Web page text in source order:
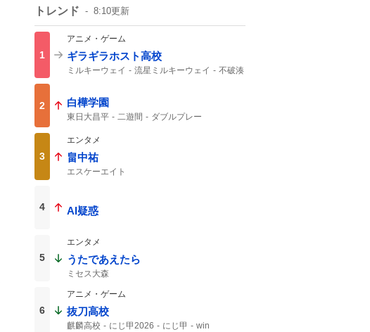
トレンド 8:10更新
1
アニメ・ゲーム
ギラギラホスト高校
ミルキーウェイ 流星ミルキーウェイ 不破湊
2 白樺学園
東日大昌平 二遊間
ダブルプレー
グラブトス
スーパープレー
3
エンタメ
畠中祐
エスケーエイト
4 AI疑惑
5
エンタメ
うたであえたら
ミセス大森
6
アニメ・ゲーム
抜刀高校
麒麟高校 にじ甲2026 にじ甲 win